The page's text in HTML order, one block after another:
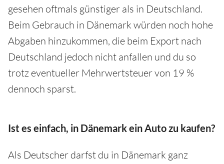
gesehen oftmals günstiger als in Deutschland.
Beim Gebrauch in Dänemark würden noch hohe
Abgaben hinzukommen, die beim Export nach
Deutschland jedoch nicht anfallen und du so
trotz eventueller Mehrwertsteuer von 19 %
dennoch sparst.
Ist es einfach, in Dänemark ein Auto zu kaufen?
Als Deutscher darfst du in Dänemark ganz